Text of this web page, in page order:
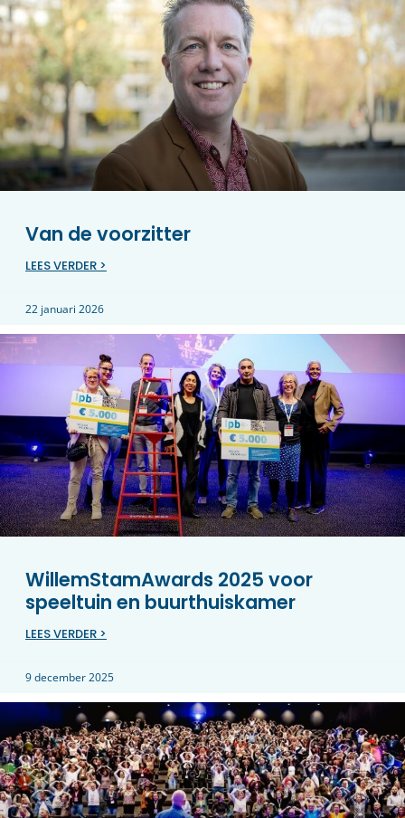
Van de voorzitter
LEES VERDER >
22 januari 2026
WillemStamAwards 2025 voor
speeltuin en buurthuiskamer
LEES VERDER >
9 december 2025